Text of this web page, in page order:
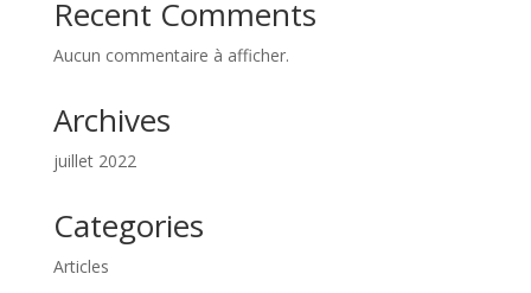
Recent Comments
Aucun commentaire à afficher.
Archives
juillet 2022
Categories
Articles